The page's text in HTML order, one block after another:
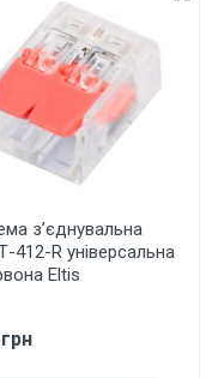
з’єднувальна
412-R універсальна
Eltis